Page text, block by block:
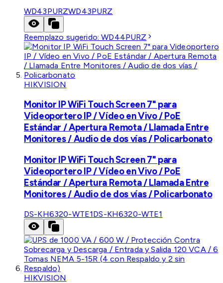
WD43PURZWD43PURZ
Reemplazo sugerido:WD44PURZ
HIKVISION
Monitor IP WiFi Touch Screen 7" para
Videoportero IP / Vídeo en Vivo / PoE
Estándar / Apertura Remota / Llamada Entre
Monitores / Audio de dos vías / Policarbonato
Monitor IP WiFi Touch Screen 7" para
Videoportero IP / Vídeo en Vivo / PoE
Estándar / Apertura Remota / Llamada Entre
Monitores / Audio de dos vías / Policarbonato
DS-KH6320-WTE1DS-KH6320-WTE1
HIKVISION